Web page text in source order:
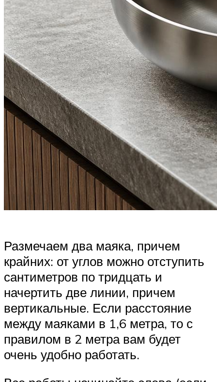
Размечаем два маяка, причем
крайних: от углов можно отступить
сантиметров по тридцать и
начертить две линии, причем
вертикальные. Если расстояние
между маяками в 1,6 метра, то с
правилом в 2 метра вам будет
очень удобно работать.